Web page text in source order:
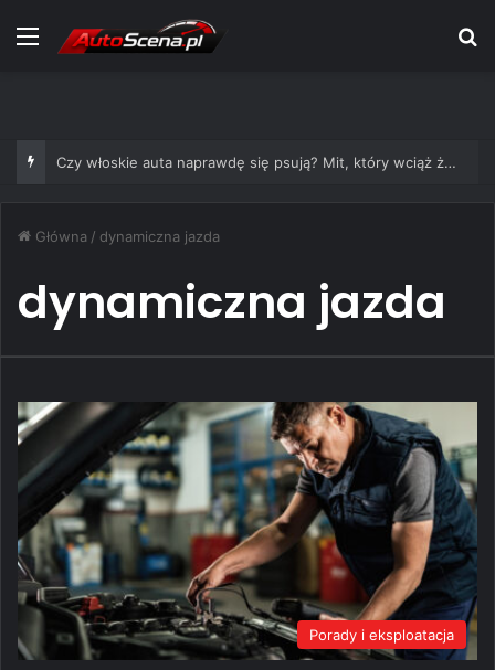
Menu
Czy włoskie auta naprawdę się psują? Mit, który wciąż żyje
Główna / dynamiczna jazda
dynamiczna jazda
Porady i eksploatacja